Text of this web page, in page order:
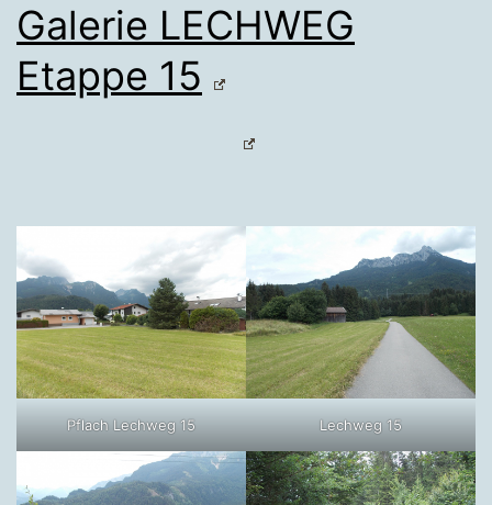
Galerie LECHWEG
Etappe 15
Pflach Lechweg 15 Lechweg 15